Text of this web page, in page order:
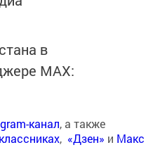
в
MАХ:
канал, а также
, «Дзен» и Макс